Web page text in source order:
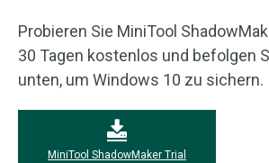
Probieren Sie MiniTool
30 Tagen kostenlos und befolgen
unten, um Windows 10 zu sichern.
MiniTool ShadowMaker Trial